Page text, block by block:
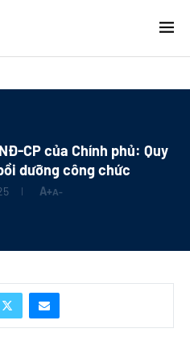
CP của Chính phủ: Quy
dưỡng công chức
A+A-